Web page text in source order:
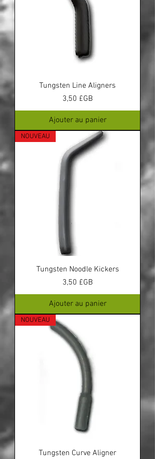
Tungsten Line Aligners
Prix
3,50 £GB
Ajouter au panier
NOUVEAU
Tungsten Noodle Kickers
Prix
3,50 £GB
Ajouter au panier
NOUVEAU
Tungsten Curve Aligner